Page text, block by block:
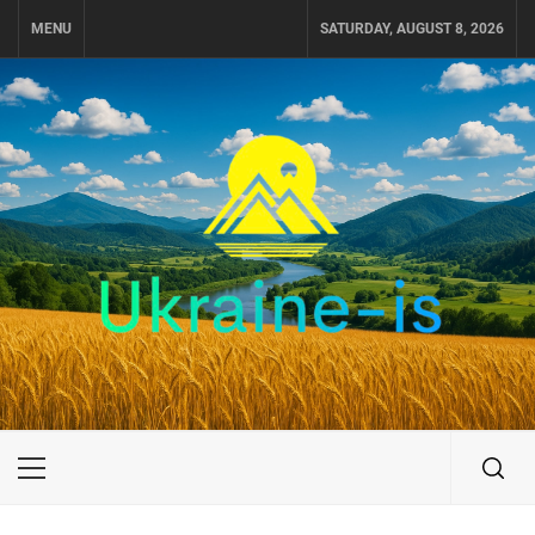
MENU SATURDAY, AUGUST 8, 2026
UKRAINE-IS
ПОДОРОЖI ПО УКРАЇНІ
Primary